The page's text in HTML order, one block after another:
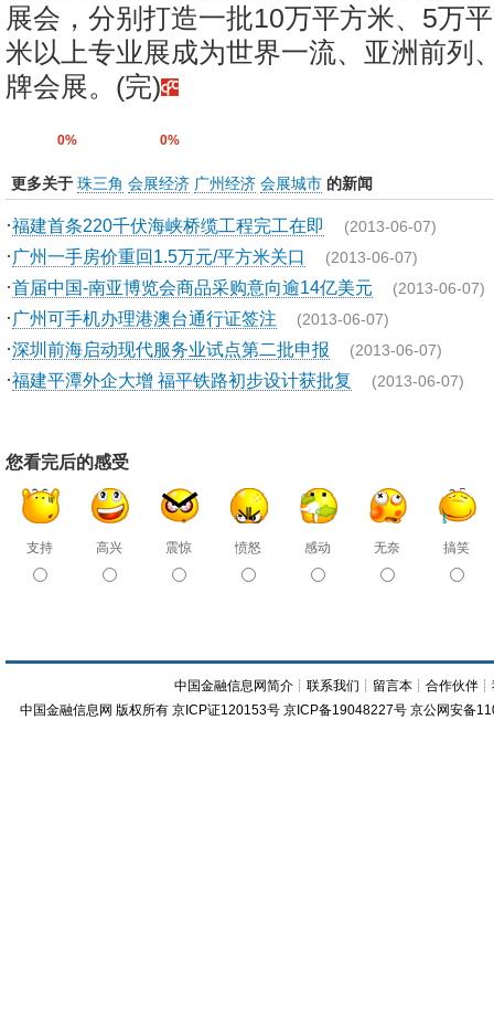
展会，分别打造一批10万平方米、5万
米以上专业展成为世界一流、亚洲前列
牌会展。(完)
0% 0%
更多关于 珠三角 会展经济 广州经济 会展城市 的新闻
·福建首条220千伏海峡桥缆工程完工在即 (2013-06-07)
· 广州一手房价重回1.5万元/平方米关口 (2013-06-07)
·首届中国-南亚博览会商品采购意向逾14亿美元 (2013-06-07)
· 广州可手机办理港澳台通行证签注 (2013-06-07)
·深圳前海启动现代服务业试点第二批申报 (2013-06-07)
·福建平潭外企大增 福平铁路初步设计获批复 (2013-06-07)
您看完后的感受
支持 高兴 震惊 愤怒 感动 无奈 搞笑
中国金融信息网简介 ┊联系我们 ┊ 留言本 ┊合作伙伴 ┊
中国金融信息网 版权所有 京ICP证120153号 京ICP备19048227号 京公网安备